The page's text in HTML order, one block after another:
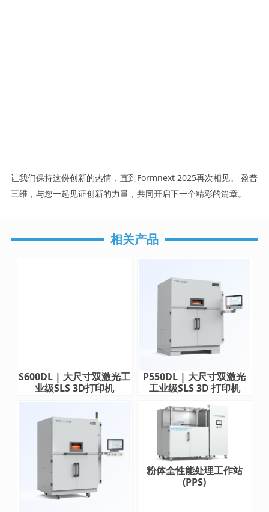
让我们保持这份创新的热情，直到Formnext 2025再次相见。 盈普
三维，与您一起见证创新的力量，共同开启下一个精彩的篇章。
相关产品
S600DL | 大尺寸双激光工
业级SLS 3D打印机
P550DL | 大尺寸双激光
工业级SLS 3D 打印机
粉体全性能处理工作站
(PPS)